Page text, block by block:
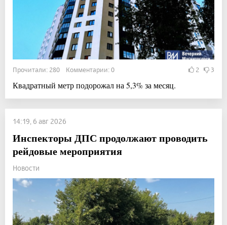
Прочитали: 280 Комментарии: 0 2 3
Квадратный метр подорожал на 5,3% за месяц.
14:19, 6 авг 2026
Инспекторы ДПС продолжают проводить
рейдовые мероприятия
Новости